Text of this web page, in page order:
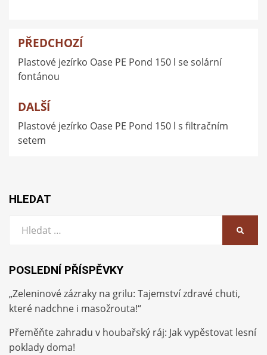
Navigace
pro
příspěvek
PŘEDCHOZÍ
Plastové jezírko Oase PE Pond 150 l se solární
fontánou
DALŠÍ
Plastové jezírko Oase PE Pond 150 l s filtračním
setem
HLEDAT
POSLEDNÍ PŘÍSPĚVKY
„Zeleninové zázraky na grilu: Tajemství zdravé chuti,
které nadchne i masožrouta!“
Přeměňte zahradu v houbařský ráj: Jak vypěstovat lesní
poklady doma!